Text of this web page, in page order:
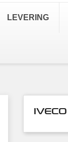
LEVERING
IVECO